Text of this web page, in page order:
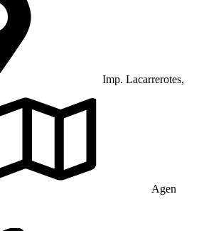
Imp. Lacarrerotes,
Agen